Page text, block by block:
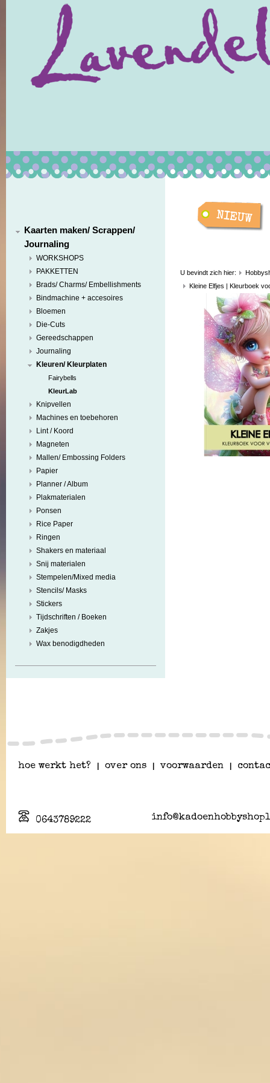
Kaarten maken/ Scrappen/
Journaling
WORKSHOPS
PAKKETTEN
Brads/ Charms/ Embellishments
Bindmachine + accesoires
Bloemen
Die-Cuts
Gereedschappen
Journaling
Kleuren/ Kleurplaten
Fairybells
KleurLab
Knipvellen
Machines en toebehoren
Lint / Koord
Magneten
Mallen/ Embossing Folders
Papier
Planner / Album
Plakmaterialen
Ponsen
Rice Paper
Ringen
Shakers en materiaal
Snij materialen
Stempelen/Mixed media
Stencils/ Masks
Stickers
Tijdschriften / Boeken
Zakjes
Wax benodigdheden
U bevindt zich hier:
Kleine Elfjes | Kleurboek
hoe werkt het? over ons voorwaarden
0643789222